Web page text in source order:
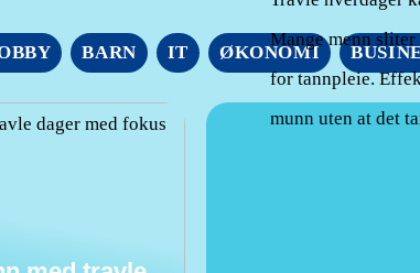
Mange menn
for tannpleie.
munn uten at det
BARN IT ØKONOMI